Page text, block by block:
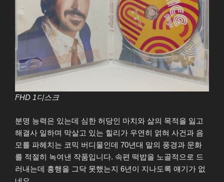
FHD 1디스크
분명 능력은 있는데 심한 허당인 마치와 삶의 목적을 잃고
해결사 일하며 막살고 있는 힐리가 우연히 얽혀 사건과 음
모를 파헤치는 코믹 버디물인데 70년대 말의 풍경과 문화
를 적절히 녹여낸 작품입니다. 속편 떡밥을 노골적으로 드
러내는데 흥행을 그닥 못했는지 6년이 지나도록 얘기가 없